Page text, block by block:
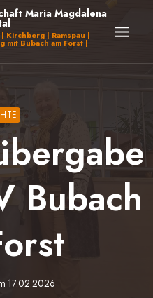
Maria Magdalena
Kirchberg | Ramspau |
mit Bubach am Forst |
Bubach
17.02.2026